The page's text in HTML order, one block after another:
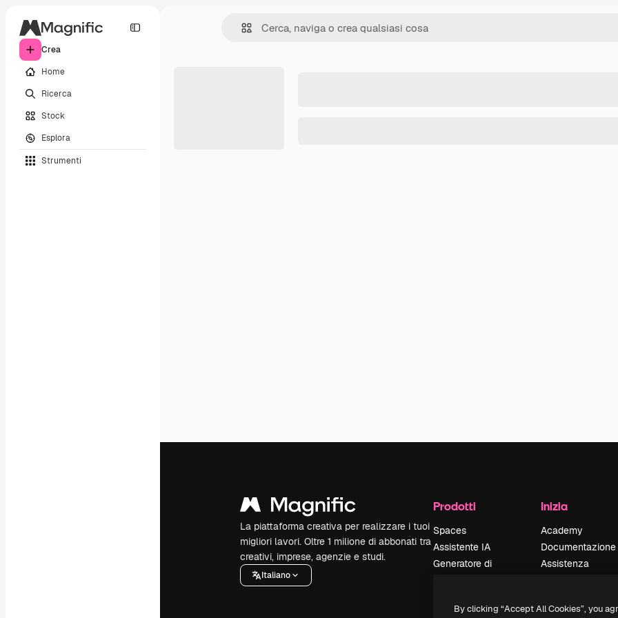
Crea
Home
Ricerca
Stock
Esplora
Strumenti
La piattaforma creativa per realizzare i tuoi
migliori lavori. Oltre 1 milione di abbonati tra
creativi, imprese, agenzie e studi.
Italiano
Prodotti
Spaces
Assistente IA
Generatore di
Inizia
Academy
Documentazione
Assistenza
Politica sulla
By clicking “Accept All Cookies”, you